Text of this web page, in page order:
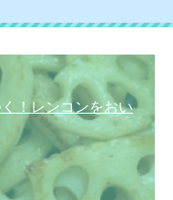
！レンコンをおい